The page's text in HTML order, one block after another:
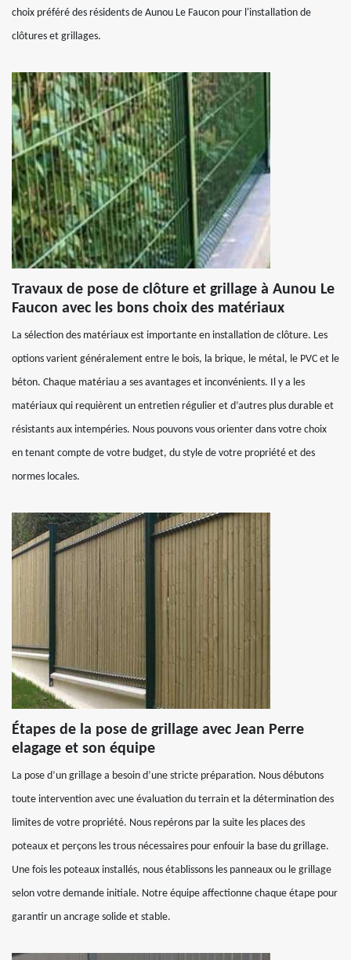
choix préféré des résidents de Aunou Le Faucon pour l'installation de
clôtures et grillages.
Travaux de pose de clôture et grillage à Aunou Le
Faucon avec les bons choix des matériaux
La sélection des matériaux est importante en installation de clôture. Les
options varient généralement entre le bois, la brique, le métal, le PVC et le
béton. Chaque matériau a ses avantages et inconvénients. Il y a les
matériaux qui requièrent un entretien régulier et d’autres plus durable et
résistants aux intempéries. Nous pouvons vous orienter dans votre choix
en tenant compte de votre budget, du style de votre propriété et des
normes locales.
Étapes de la pose de grillage avec Jean Perre
elagage et son équipe
La pose d’un grillage a besoin d’une stricte préparation. Nous débutons
toute intervention avec une évaluation du terrain et la détermination des
limites de votre propriété. Nous repérons par la suite les places des
poteaux et perçons les trous nécessaires pour enfouir la base du grillage.
Une fois les poteaux installés, nous établissons les panneaux ou le grillage
selon votre demande initiale. Notre équipe affectionne chaque étape pour
garantir un ancrage solide et stable.